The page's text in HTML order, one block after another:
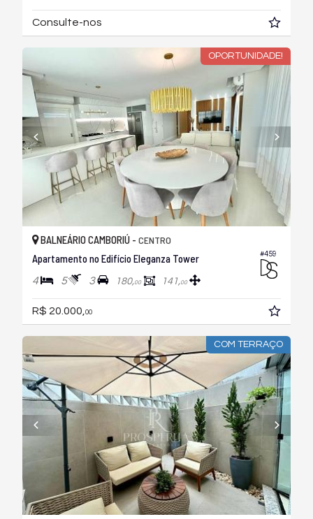
Consulte-nos
OPORTUNIDADE!
#459
BALNEÁRIO CAMBORIÚ - CENTRO
Apartamento no Edifício Eleganza Tower
4 5 3 180,00 141,00
R$ 20.000, 00
COM TERRAÇO